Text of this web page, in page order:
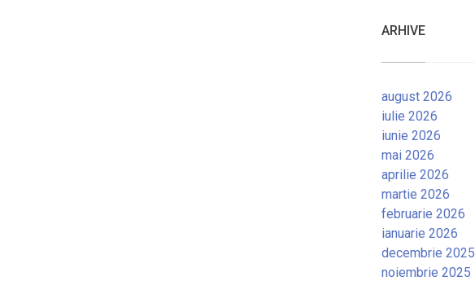
ARHIVE
august 2026
iulie 2026
iunie 2026
mai 2026
aprilie 2026
martie 2026
februarie 2026
ianuarie 2026
decembrie 2025
noiembrie 2025